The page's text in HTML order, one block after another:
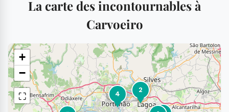
La carte des incontournables à
Carvoeiro
2
4
+
−
⛶